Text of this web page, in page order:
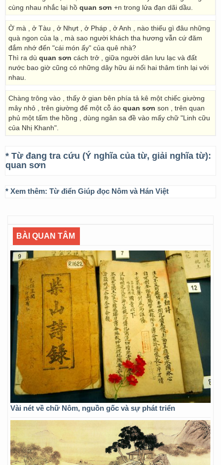
cùng nhau nhắc lại hồ quan sơn +n trong lửa đạn dãi dầu.
Ờ mà , ở Tàu , ở Nhựt , ở Pháp , ở Anh , nào thiếu gì đâu những
quà ngon của lạ , mà sao người khách tha hương vẫn cứ đăm
đắm nhớ đến "cái món ấy" của quê nhà?
Thì ra dù quan sơn cách trở , giữa người dân lưu lạc và đất
nước bao giờ cũng có những dây hữu ái nối hai thâm tình lại với
nhau.
Chàng trông vào , thấy ở gian bên phía tả kê một chiếc giường
mây nhỏ , trên giường để một cỗ áo quan sơn son , trên quan
phủ một tấm the hồng , dùng ngân sa đề vào mấy chữ "Linh cữu
của Nhị Khanh".
* Từ đang tra cứu (Ý nghĩa của từ, giải nghĩa từ):
quan sơn
* Xem thêm: Từ điển Giúp đọc Nôm và Hán Việt
BÀI QUAN TÂM
Vài nét về chữ Nôm, nguồn gốc và sự phát triển